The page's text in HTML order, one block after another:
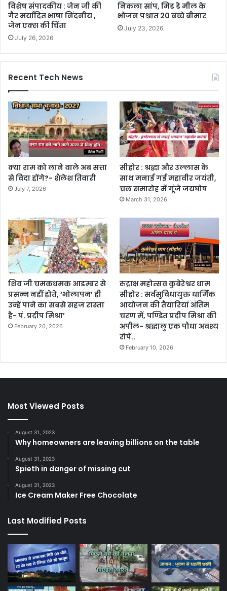
विशेष संपादकीय : जेन जी की
गैर मर्यादित भाषा निंदनीय ,
जेन एक्स की चिंता
July 26, 2026
निकला सांप, मिड डे मील के
भोजन पश्चात 20 बच्चे बीमार
July 23, 2026
Recent Tech News
क्या राम को लाने वाले अब सत्ता
से विदा होंगे?- शैलेश तिवारी
July 7, 2026
सीहोर : श्रद्धा और उल्लास के
साथ मनाई गई महावीर जयंती,
चल समारोह में गूंजे जयघोष
March 31, 2026
शिव जी चमकधमक आडम्बर से
प्रसन्न नहीं होते, ‘भोलापन’ ही
उन्हें पाने का सबसे सहज रास्ता
है- पं. प्रदीप मिश्रा’
February 20, 2026
रुद्राक्ष महोत्सव कुबेरेश्वर धाम
सीहोर : सर्वसुविधायुक्त धार्मिक
आयोजन की तैयारियां अंतिम
चरण में, पण्डित प्रदीप मिश्रा की
अपील- श्रद्धालु एक पौधा अवश्य
रोपें..
February 10, 2026
Most Viewed Posts
August 31, 2023
Why homeowners are leaving billions on the table
August 31, 2023
Spieth in danger of missing cut
August 31, 2023
Ice Cream Maker Free Chocolate
Last Modified Posts